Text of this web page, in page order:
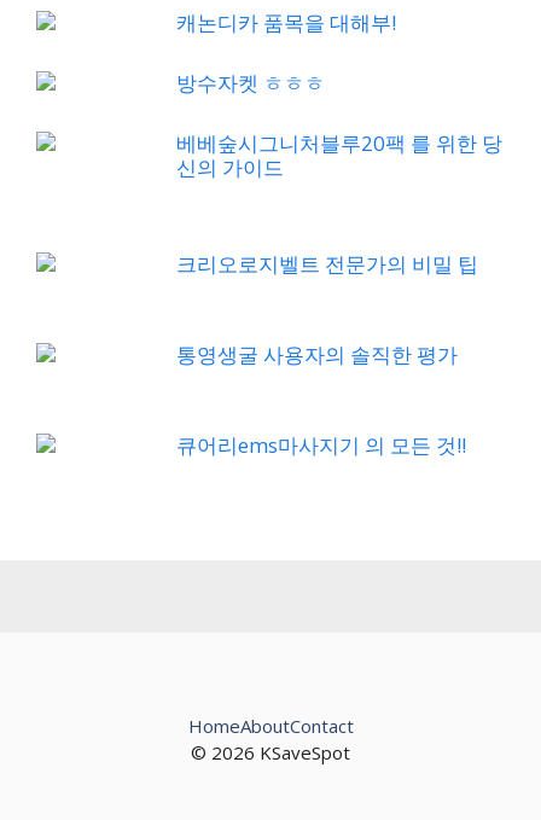
캐논디카 품목을 대해부!
방수자켓 ㅎㅎㅎ
베베숲시그니처블루20팩 를 위한 당
신의 가이드
크리오로지벨트 전문가의 비밀 팁
통영생굴 사용자의 솔직한 평가
큐어리ems마사지기 의 모든 것!!
© 2026 KSaveSpot
HomeAboutContact